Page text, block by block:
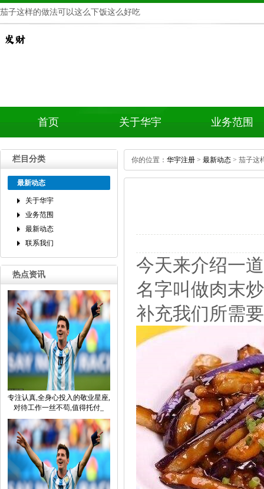
茄子这样的做法可以这么下饭这么好吃
首页 关于华宇 业务范围
栏目分类
最新动态
关于华宇
业务范围
最新动态
联系我们
热点资讯
专注认真,全身心投入的敬业星座,
对待工作一丝不苟,值得托付_
你的位置： 华宇注册 > 最新动态 >茄子这
今天来介绍一
名字叫做肉末
补充我们所需